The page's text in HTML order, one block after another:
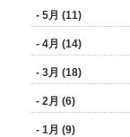
- 5月 (11)
- 4月 (14)
- 3月 (18)
- 2月 (6)
- 1月 (9)